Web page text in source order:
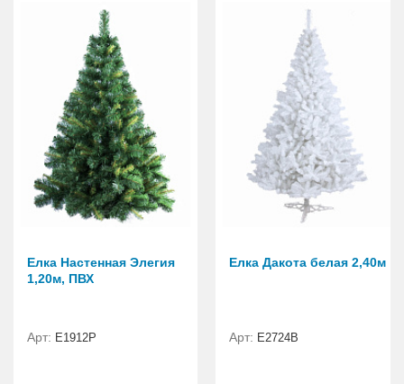
Елка Настенная Элегия
1,20м, ПВХ
Арт: E1912Р
Елка Дакота белая 2,40м
Арт: Е2724B